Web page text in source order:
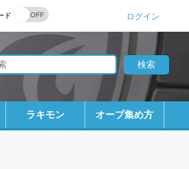
ド ログイン
ラキモン オーブ集め方